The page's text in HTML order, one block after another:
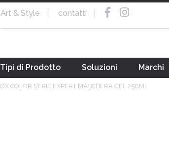
Art & Style | contatti |
Tipi di Prodotto Soluzioni Marchi
COLOR SERIE EXPERT MASCHERA GEL 250ML